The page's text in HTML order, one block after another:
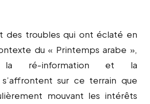
des troubles qui ont éclaté en
du « Printemps arabe »,
la ré-information et la
sur ce terrain que
mouvant les intérêts